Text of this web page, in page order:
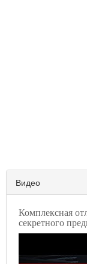
Видео
Комплексная
секретного